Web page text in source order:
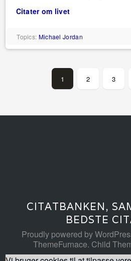
Citater om livet
Topics: Michael Jordan
1 2 3
CITATBANKEN,
BEDSTE
Proudly powered by
ThemeFurnace. Child